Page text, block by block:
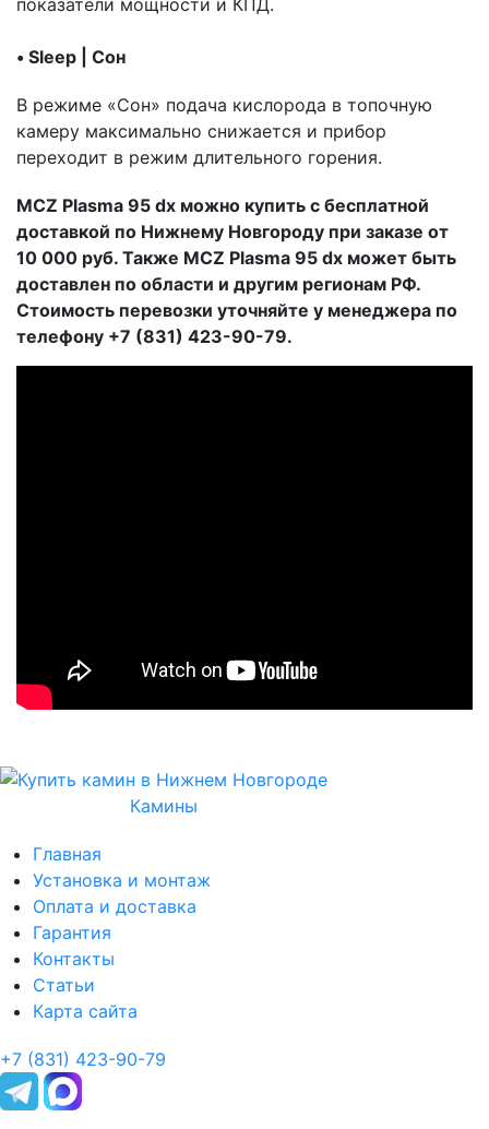
показатели мощности и КПД.
• Sleep | Сон
В режиме «Сон» подача кислорода в топочную
камеру максимально снижается и прибор
переходит в режим длительного горения.
MCZ Plasma 95 dx можно купить с бесплатной
доставкой по Нижнему Новгороду при заказе от
10 000 руб. Также MCZ Plasma 95 dx может быть
доставлен по области и другим регионам РФ.
Стоимость перевозки уточняйте у менеджера по
телефону +7 (831) 423-90-79.
Камины
Главная
Установка и монтаж
Оплата и доставка
Гарантия
Контакты
Статьи
Карта сайта
+7 (831) 423-90-79